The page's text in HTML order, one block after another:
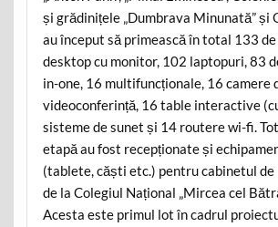
și grădinițele „Dumbrava Minunată” și
au început să primească în total 133
desktop cu monitor, 102 laptopuri, 83
in-one, 16 multifuncționale, 16 camere
videoconferință, 16 table interactive
sisteme de sunet și 14 routere wi-fi.
etapă au fost recepționate și
(tablete, căști etc.) pentru cabinetul
de la Colegiul Național „Mircea cel
Acesta este primul lot în cadrul